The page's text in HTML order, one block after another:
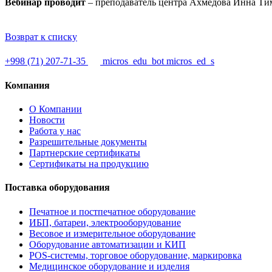
Вебинар проводит – преподаватель центра Ахмедова Инна
Возврат к списку
+998 (71) 207-71-35 micros_edu_bot micros_ed_s
Компания
О Компании
Новости
Работа у нас
Разрешительные документы
Партнерские сертификаты
Сертификаты на продукцию
Поставка оборудования
Печатное и постпечатное оборудование
ИБП, батареи, электрооборудование
Весовое и измерительное оборудование
Оборудование автоматизации и КИП
POS-системы, торговое оборудование, маркировка
Медицинское оборудование и изделия